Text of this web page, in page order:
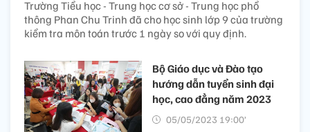
Trường Tiểu học - Trung học cơ sở - Trung học phổ
thông Phan Chu Trinh đã cho học sinh lớp 9 của trường
kiểm tra môn toán trước 1 ngày so với quy định.
Bộ Giáo dục và Đào tạo
hướng dẫn tuyển sinh đại
học, cao đẳng năm 2023
05/05/2023 19:00’